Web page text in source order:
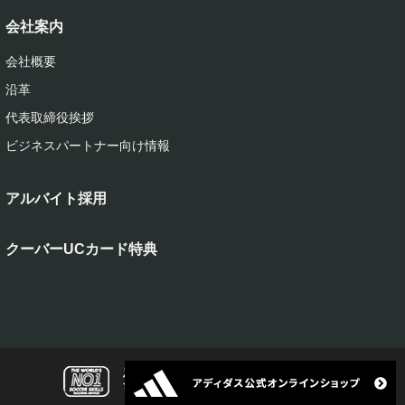
会社案内
会社概要
沿革
代表取締役挨拶
ビジネスパートナー向け情報
アルバイト採用
クーバーUCカード特典